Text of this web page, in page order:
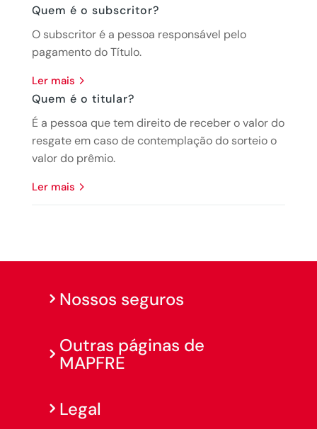
Quem é o subscritor?
O subscritor é a pessoa responsável pelo
pagamento do Título.
ler mais
Quem é o titular?
É a pessoa que tem direito de receber o valor do
resgate em caso de contemplação do sorteio o
valor do prêmio.
ler mais
Nossos seguros
Outras páginas de
MAPFRE
Legal